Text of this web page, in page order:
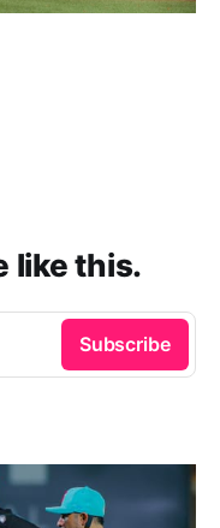
like this.
Subscribe